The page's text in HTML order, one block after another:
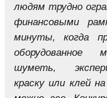
людям трудно
финансовыми
минуты, когда
шуметь,
краску или клей